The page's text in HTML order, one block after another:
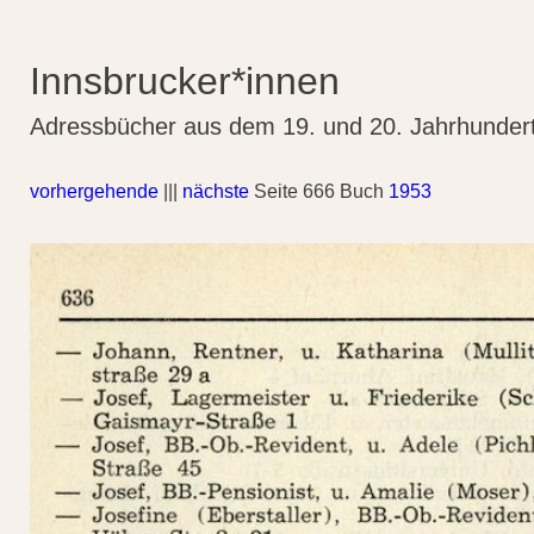
Innsbrucker*innen
Adressbücher aus dem 19. und 20.
vorhergehende nächste Seite 666 Buch 1953